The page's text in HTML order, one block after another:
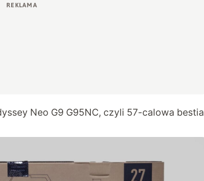
Neo G9 G95NC, czyli 57-calowa bestia